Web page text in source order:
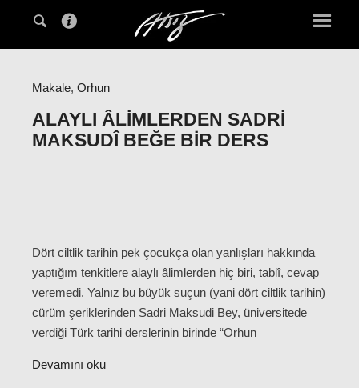
Makale, Orhun
ALAYLI ÂLIMLERDEN SADRI
MAKSUDÎ BEĞE BIR DERS
Dört ciltlik tarihin pek çocukça olan yanlışları hakkında
yaptığım tenkitlere alaylı âlimlerden hiç biri, tabiî, cevap
veremedi. Yalnız bu büyük suçun (yani dört ciltlik tarihin)
cürüm şeriklerinden Sadri Maksudi Bey, üniversitede
verdiği Türk tarihi derslerinin birinde “Orhun
Devamını oku